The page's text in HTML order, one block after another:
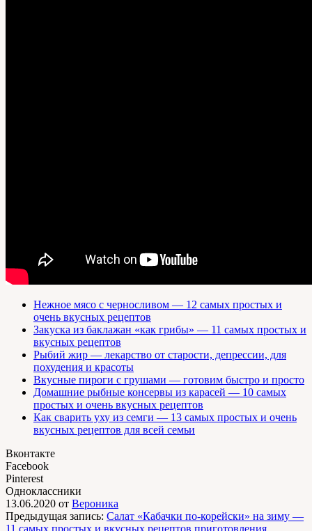
Нежное мясо с черносливом — 12 самых простых и
очень вкусных рецептов
Закуска из баклажан «как грибы» — 11 самых простых и
вкусных рецептов
Рыбий жир — лекарство от старости, депрессии, для
похудения и красоты
Вкусные пироги с грушами — готовим быстро и просто
Домашние рыбные консервы из карасей — 10 самых
простых и очень вкусных рецептов
Как сварить уху из семги — 13 самых простых и очень
вкусных рецептов для всей семьи
Вконтакте
Facebook
Pinterest
Одноклассники
13.06.2020 от Вероника
Предыдущая запись: Салат «Кабачки по-корейски» на зиму —